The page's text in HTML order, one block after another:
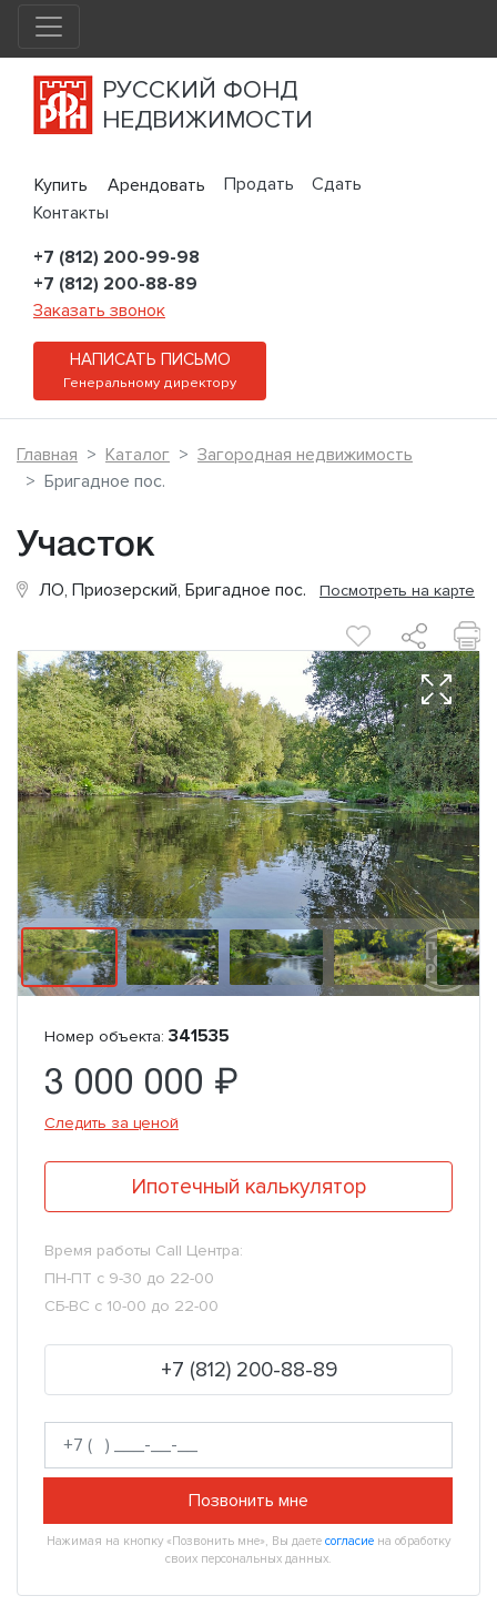
РУССКИЙ ФОНД
НЕДВИЖИМОСТИ
Купить Арендовать Продать
Сдать
Контакты
+7 (812) 200-99-98
+7 (812) 200-88-89
Заказать звонок
НАПИСАТЬ ПИСЬМО
Генеральному директору
Главная Каталог
Загородная недвижимость
Бригадное пос.
Участок
ЛО, Приозерский, Бригадное пос. Посмотреть на карте
Номер объекта: 341535
3 000 000 ₽
Следить за ценой
Ипотечный калькулятор
Время работы Call Центра:
ПН-ПТ с 9-30 до 22-00
СБ-ВС с 10-00 до 22-00
+7 (812) 200-88-89
Позвонить мне
Нажимая на кнопку «Позвонить мне», Вы даете согласие на обработку
своих персональных данных.